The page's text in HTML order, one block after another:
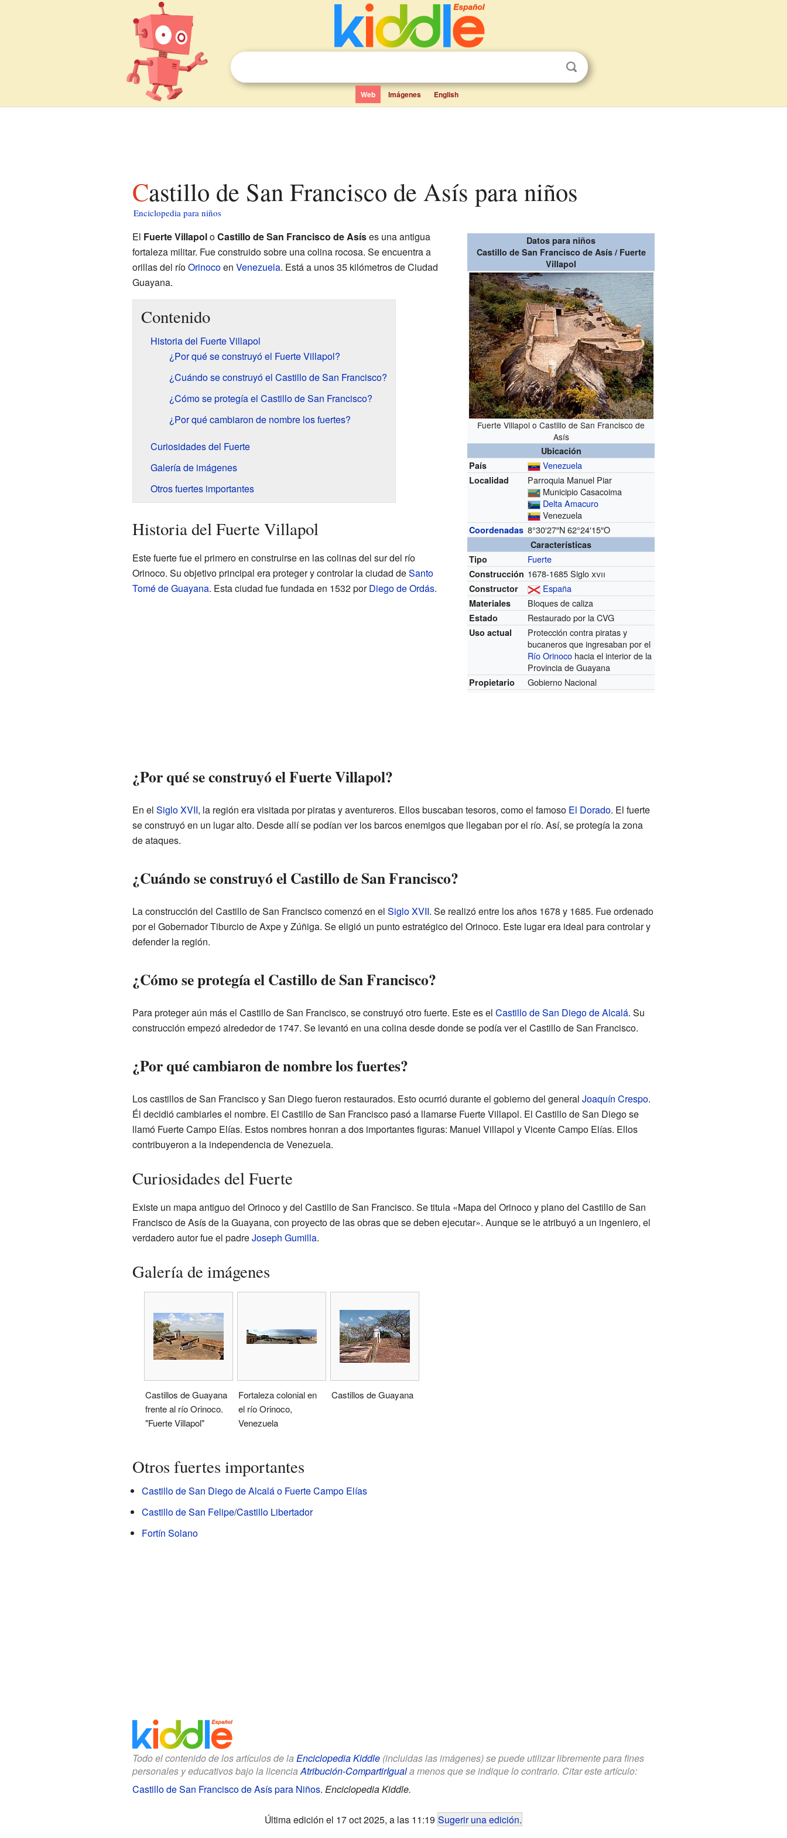
Web Imágenes English
Castillo de San Francisco de Asís para niños
Enciclopedia para niños
Datos para niños
Castillo de San Francisco de Asís / Fuerte
Villapol
Fuerte Villapol o Castillo de San Francisco de
Asís
Ubicación
País
Venezuela
Localidad
Parroquia Manuel Piar
Municipio Casacoima
Delta Amacuro
Venezuela
Coordenadas 8°30′27″N 62°24′15″O
Características
Tipo
Fuerte
Construcción 1678-1685 Sigloxvii
Constructor España
Materiales Bloques de caliza
Estado Restaurado por la CVG
Uso actual
Protección contra piratas y
bucaneros que ingresaban por el
Río Orinoco hacia el interior de la
Provincia de Guayana
Propietario Gobierno Nacional
El Fuerte VillapoloCastillo de San Francisco de Asíses una antigua
fortaleza militar. Fue construido sobre una colina rocosa. Se encuentra a
orillas del ríoOrinocoen Venezuela. Está a unos 35 kilómetros de Ciudad
Guayana.
Contenido
Historia del Fuerte Villapol
¿Por qué se construyó el Fuerte Villapol?
¿Cuándo se construyó el Castillo de San Francisco?
¿Cómo se protegía el Castillo de San Francisco?
¿Por qué cambiaron de nombre los fuertes?
Curiosidades del Fuerte
Galería de imágenes
Otros fuertes importantes
Historia del Fuerte Villapol
Este fuerte fue el primero en construirse en las colinas del sur del río
Orinoco. Su objetivo principal era proteger y controlar la ciudad deSanto
Tomé de Guayana. Esta ciudad fue fundada en 1532 porDiego de Ordás.
¿Por qué se construyó el Fuerte Villapol?
En el Siglo XVII, la región era visitada por piratas y aventureros. Ellos buscaban tesoros, como el famoso El Dorado. El fuerte
se construyó en un lugar alto. Desde allí se podían ver los barcos enemigos que llegaban por el río. Así, se protegía la zona
de ataques.
¿Cuándo se construyó el Castillo de San Francisco?
La construcción del Castillo de San Francisco comenzó en el Siglo XVII. Se realizó entre los años 1678 y 1685. Fue ordenado
por el Gobernador Tiburcio de Axpe y Zúñiga. Se eligió un punto estratégico del Orinoco. Este lugar era ideal para controlar y
defender la región.
¿Cómo se protegía el Castillo de San Francisco?
Para proteger aún más el Castillo de San Francisco, se construyó otro fuerte. Este es el Castillo de San Diego de Alcalá. Su
construcción empezó alrededor de 1747. Se levantó en una colina desde donde se podía ver el Castillo de San Francisco.
¿Por qué cambiaron de nombre los fuertes?
Los castillos de San Francisco y San Diego fueron restaurados. Esto ocurrió durante el gobierno del general Joaquín Crespo.
Él decidió cambiarles el nombre. El Castillo de San Francisco pasó a llamarse Fuerte Villapol. El Castillo de San Diego se
llamó Fuerte Campo Elías. Estos nombres honran a dos importantes figuras: Manuel Villapol y Vicente Campo Elías. Ellos
contribuyeron a la independencia de Venezuela.
Curiosidades del Fuerte
Existe un mapa antiguo del Orinoco y del Castillo de San Francisco. Se titula «Mapa del Orinoco y plano del Castillo de San
Francisco de Asís de la Guayana, con proyecto de las obras que se deben ejecutar». Aunque se le atribuyó a un ingeniero, el
verdadero autor fue el padreJoseph Gumilla.
Galería de imágenes
Castillos de Guayana
frente al río Orinoco.
"Fuerte Villapol"
Fortaleza colonial en
el río Orinoco,
Venezuela
Castillos de Guayana
Otros fuertes importantes
Castillo de San Diego de Alcalá o Fuerte Campo Elías
Castillo de San Felipe/Castillo Libertador
Fortín Solano
Todo el contenido de los artículos de la Enciclopedia Kiddle(incluidas las imágenes) se puede utilizar libremente para fines
personales y educativos bajo la licencia Atribución-CompartirIguala menos que se indique lo contrario. Citar este artículo:
Castillo de San Francisco de Asís para Niños. Enciclopedia Kiddle.
Última edición el 17 oct 2025, a las 11:19 Sugerir una edición.